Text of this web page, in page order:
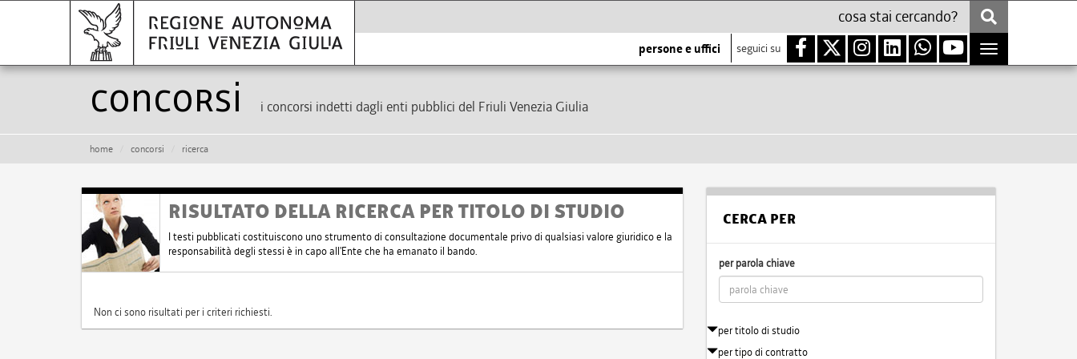
persone e uffici seguici su
Toggle
navigation
Concorsi i concorsi indetti dagli enti pubblici del Friuli Venezia Giulia
home concorsi ricerca
RISULTATO DELLA RICERCA PER TITOLO DI STUDIO
I testi pubblicati costituiscono uno strumento di consultazione documentale privo di qualsiasi valore giuridico e la
responsabilità degli stessi è in capo all'Ente che ha emanato il bando.
Non ci sono risultati per i criteri richiesti.
CERCA PER
per parola chiave
per titolo di studio
per tipo di contratto